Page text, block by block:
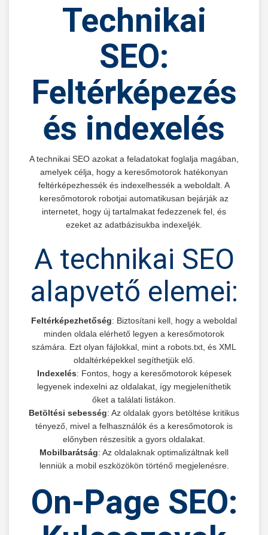
Technikai
SEO:
Feltérképezés
és indexelés
A technikai SEO azokat a feladatokat foglalja magában,
amelyek célja, hogy a keresőmotorok hatékonyan
feltérképezhessék és indexelhessék a weboldalt. A
keresőmotorok robotjai automatikusan bejárják az
internetet, hogy új tartalmakat fedezzenek fel, és
ezeket az adatbázisukba indexeljék.
A technikai SEO
alapvető elemei:
Feltérképezhetőség: Biztosítani kell, hogy a weboldal
minden oldala elérhető legyen a keresőmotorok
számára. Ezt olyan fájlokkal, mint a robots.txt, és XML
oldaltérképekkel segíthetjük elő.
Indexelés: Fontos, hogy a keresőmotorok képesek
legyenek indexelni az oldalakat, így megjeleníthetik
őket a találati listákon.
Betöltési sebesség: Az oldalak gyors betöltése kritikus
tényező, mivel a felhasználók és a keresőmotorok is
előnyben részesítik a gyors oldalakat.
Mobilbarátság: Az oldalaknak optimalizáltnak kell
lenniük a mobil eszközökön történő megjelenésre.
On-Page SEO: